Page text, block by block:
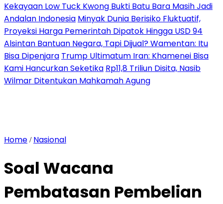
Kekayaan Low Tuck Kwong Bukti Batu Bara Masih Jadi
Andalan Indonesia Minyak Dunia Berisiko Fluktuatif,
Proyeksi Harga Pemerintah Dipatok Hingga USD 94
Alsintan Bantuan Negara, Tapi Dijual? Wamentan: Itu
Bisa Dipenjara Trump Ultimatum Iran: Khamenei Bisa
Kami Hancurkan Seketika Rp11,8 Triliun Disita, Nasib
Wilmar Ditentukan Mahkamah Agung
Home / Nasional
Soal Wacana
Pembatasan Pembelian